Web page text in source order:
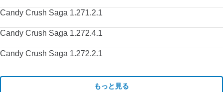
Candy Crush Saga 1.271.2.1
Candy Crush Saga 1.272.4.1
Candy Crush Saga 1.272.2.1
もっと見る